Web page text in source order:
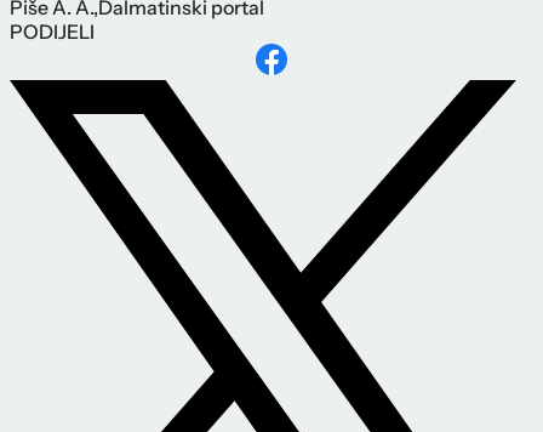
PišeA. A.,Dalmatinski portal
PODIJELI